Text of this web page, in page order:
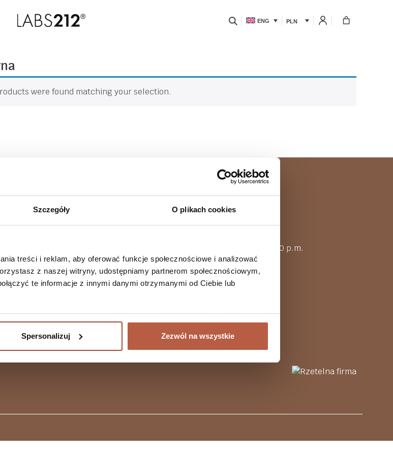
Szczegóły O plikach cookies
treści i reklam, aby oferować funkcje społecznościowe i analizować
z naszej witryny, udostępniamy partnerom społecznościowym,
te informacje z innymi danymi otrzymanymi od Ciebie lub
Spersonalizuj Zezwól na wszystkie
ENG PLN
were found matching your selection.
Baza wiedzy
Fundusze europejskie
Jesteś podopiecznym
fundacji?
+48 459 560 063
Mon. – Fri. 9:00 – 15:00
Customer hotline open from 8:00 a.m. to 3:00 p.m.
9.00-15.00